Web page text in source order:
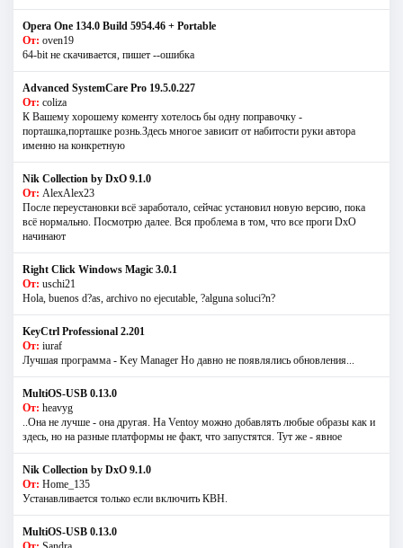
Opera One 134.0 Build 5954.46 + Portable
От: oven19
64-bit не скачивается, пишет --ошибка
Advanced SystemCare Pro 19.5.0.227
От: coliza
К Вашему хорошему коменту хотелось бы одну поправочку -
порташка,порташке рознь.Здесь многое зависит от набитости руки автора
именно на конкретную
Nik Collection by DxO 9.1.0
От: AlexAlex23
После переустановки всё заработало, сейчас установил новую версию, пока
всё нормально. Посмотрю далее. Вся проблема в том, что все проги DxO
начинают
Right Click Windows Magic 3.0.1
От: uschi21
Hola, buenos d?as, archivo no ejecutable, ?alguna soluci?n?
KeyCtrl Professional 2.201
От: iuraf
Лучшая программа - Key Manager Но давно не появлялись обновления...
MultiOS-USB 0.13.0
От: heavyg
..Она не лучше - она другая. На Ventoy можно добавлять любые образы как и
здесь, но на разные платформы не факт, что запустятся. Тут же - явное
Nik Collection by DxO 9.1.0
От: Home_135
Устанавливается только если включить КВН.
MultiOS-USB 0.13.0